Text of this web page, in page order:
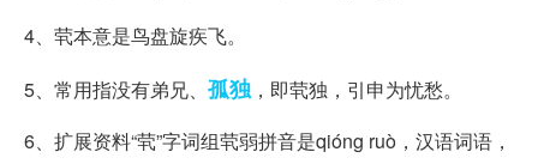
4、茕本意是鸟盘旋疾飞。
5、常用指没有弟兄、 孤独 ，即茕独，引申为忧愁。
6、扩展资料“茕”字词组茕弱拼音是qióng ruò，汉语词语，